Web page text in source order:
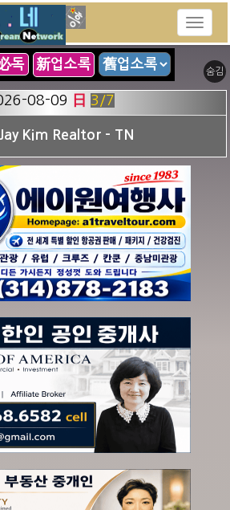
숨김
독 新업소록
08-09 日 3 /7
Kim Realtor - TN